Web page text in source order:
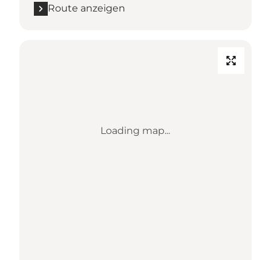
Route anzeigen
Loading map...